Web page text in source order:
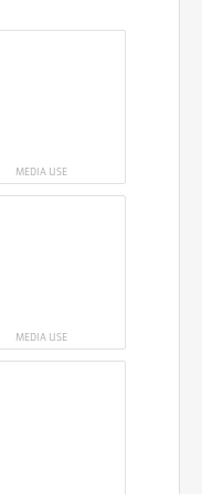
MEDIA USE
MEDIA USE